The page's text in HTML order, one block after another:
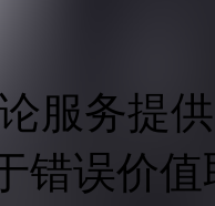
服务提
错误价